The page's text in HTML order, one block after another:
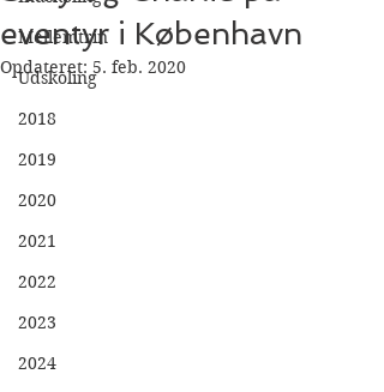
Mellemtrin
Udskoling
2018
2019
2020
2021
2022
2023
2024
eventyr i København
Opdateret: 5. feb. 2020